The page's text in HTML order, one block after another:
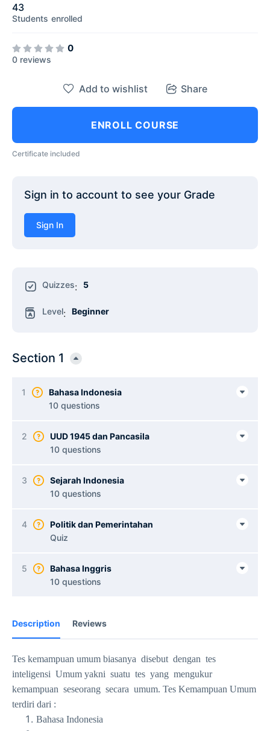
43
Students enrolled
0
0 reviews
Quizzes: 5
Level: Beginner
Description Reviews
Tes kemampuan umum biasanya disebut dengan tes
inteligensi Umum yakni suatu tes yang mengukur
kemampuan seseorang secara umum. Tes Kemampuan Umum
terdiri dari :
Bahasa Indonesia
Add to wishlist Share
ENROLL COURSE
Certificate included
Sign in to account to see your Grade
Sign In
Section 1
1
Bahasa Indonesia
10 questions
2
UUD 1945 dan Pancasila
10 questions
3
Sejarah Indonesia
10 questions
4
Politik dan Pemerintahan
Quiz
5
Bahasa Inggris
10 questions